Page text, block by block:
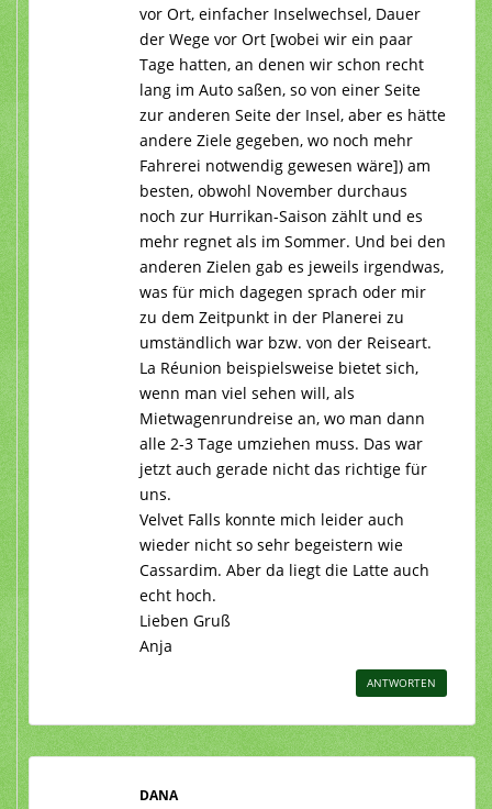
vor Ort, einfacher Inselwechsel, Dauer
der Wege vor Ort [wobei wir ein paar
Tage hatten, an denen wir schon recht
lang im Auto saßen, so von einer Seite
zur anderen Seite der Insel, aber es hätte
andere Ziele gegeben, wo noch mehr
Fahrerei notwendig gewesen wäre]) am
besten, obwohl November durchaus
noch zur Hurrikan-Saison zählt und es
mehr regnet als im Sommer. Und bei den
anderen Zielen gab es jeweils irgendwas,
was für mich dagegen sprach oder mir
zu dem Zeitpunkt in der Planerei zu
umständlich war bzw. von der Reiseart.
La Réunion beispielsweise bietet sich,
wenn man viel sehen will, als
Mietwagenrundreise an, wo man dann
alle 2-3 Tage umziehen muss. Das war
jetzt auch gerade nicht das richtige für
uns.
Velvet Falls konnte mich leider auch
wieder nicht so sehr begeistern wie
Cassardim. Aber da liegt die Latte auch
echt hoch.
Lieben Gruß
Anja
ANTWORTEN
DANA